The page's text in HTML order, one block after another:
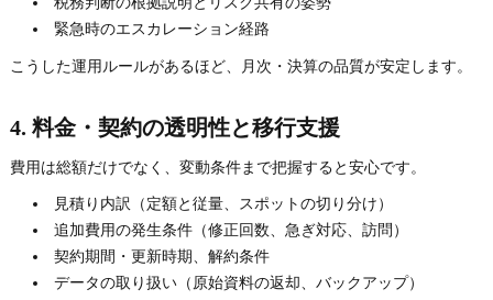
緊急時のエスカレーション経路
こうした運用ルールがあるほど、月次・決算の品質が安定します。
4. 料金・契約の透明性と移行支援
費用は総額だけでなく、変動条件まで把握すると安心です。
見積り内訳（定額と従量、スポットの切り分け）
追加費用の発生条件（修正回数、急ぎ対応、訪問）
契約期間・更新時期、解約条件
データの取り扱い（原始資料の返却、バックアップ）